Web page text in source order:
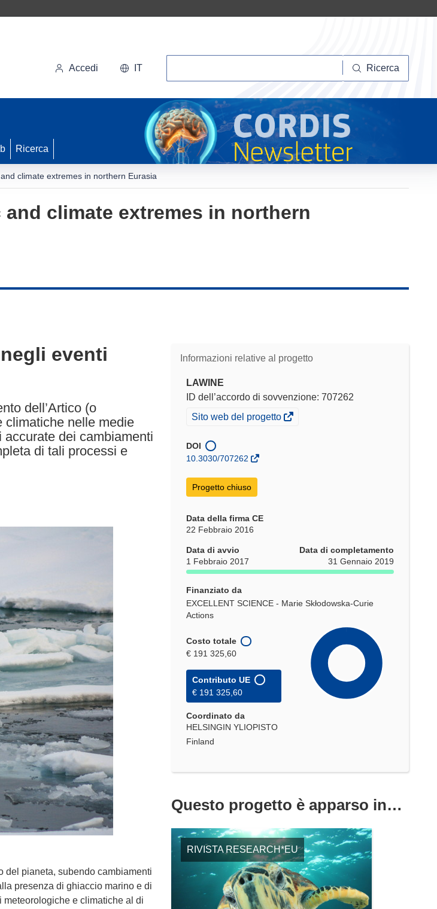
Accedi IT Ricerca
Ricerca
climate extremes in northern Eurasia
climate extremes in northern
eventi
dell’Artico (o
climatiche nelle medie
dei cambiamenti
di tali processi e
del pianeta, subendo cambiamenti
presenza di ghiaccio marino e di
e climatiche al di
Informazioni relative al progetto
LAWINE
ID dell’accordo di sovvenzione: 707262
(si
una
nuova
Sito web del progetto
DOI
10.3030/707262
Progetto chiuso
Data della firma CE
22 Febbraio 2016
Data di avvio
1 Febbraio 2017
Data di completamento
31 Gennaio 2019
Finanziato da
EXCELLENT SCIENCE - Marie Skłodowska-Curie
Actions
Costo totale
€ 191 325,60
Contributo UE
€ 191 325,60
Coordinato da
HELSINGIN YLIOPISTO
Finland
Questo progetto è apparso in…
RIVISTA RESEARCH*EU